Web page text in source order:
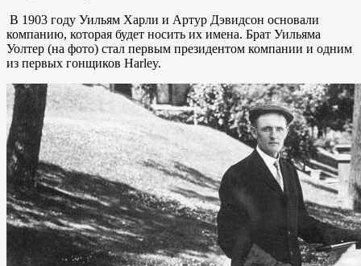
В 1903 году Уильям Харли и Артур Дэвидсон основали
компанию, которая будет носить их имена. Брат Уильяма
Уолтер (на фото) стал первым президентом компании и одним
из первых гонщиков Harley.